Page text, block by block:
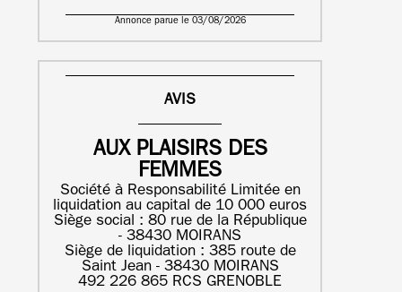
Annonce parue le 03/08/2026
AVIS
AUX PLAISIRS DES
FEMMES
Société à Responsabilité Limitée en
liquidation au capital de 10 000 euros
Siège social : 80 rue de la République
- 38430 MOIRANS
Siège de liquidation : 385 route de
Saint Jean - 38430 MOIRANS
492 226 865 RCS GRENOBLE